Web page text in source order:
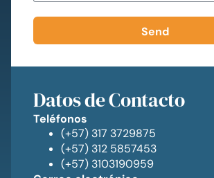
Send
Datos de Contacto
Teléfonos
(+57) 317 3729875
(+57) 312 5857453
(+57) 3103190959